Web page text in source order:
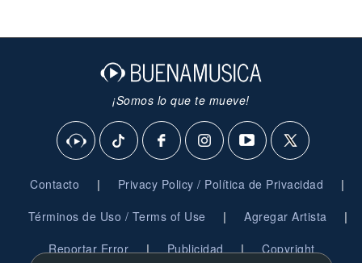
¡Somos lo que te mueve!
Contacto | Privacy Policy / Política de Privacidad |
Términos de Uso / Terms of Use | Agregar Artista |
Reportar Error | Publicidad | Copyright